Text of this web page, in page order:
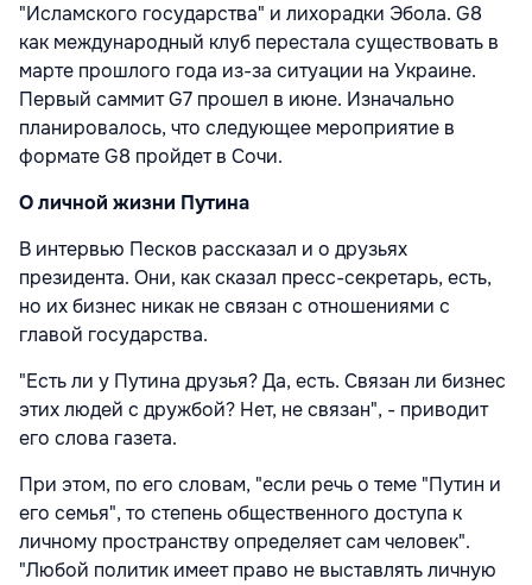
"Исламского государства" и лихорадки Эбола. G8
как международный клуб перестала существовать в
марте прошлого года из-за ситуации на Украине.
Первый саммит G7 прошел в июне. Изначально
планировалось, что следующее мероприятие в
формате G8 пройдет в Сочи.
О личной жизни Путина
В интервью Песков рассказал и о друзьях
президента. Они, как сказал пресс-секретарь, есть,
но их бизнес никак не связан с отношениями с
главой государства.
"Есть ли у Путина друзья? Да, есть. Связан ли бизнес
этих людей с дружбой? Нет, не связан", - приводит
его слова газета.
При этом, по его словам, "если речь о теме "Путин и
его семья", то степень общественного доступа к
личному пространству определяет сам человек".
"Любой политик имеет право не выставлять личную